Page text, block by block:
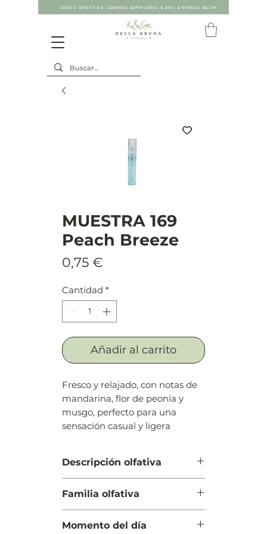
ENVÍO GRATIS EN COMPRAS SUPERIORES A 60€ | ENTREGA 48/72H
MUESTRA 169
Peach Breeze
0,75 €
Cantidad *
Añadir al carrito
Fresco y relajado, con notas de
mandarina, flor de peonía y
musgo, perfecto para una
sensación casual y ligera
Descripción olfativa
mandarina y salvia
Cuerpo: Raíz de la violeta, iris,
nectarina, flor del duraznero (flor
Familia olfativa
Momento del día